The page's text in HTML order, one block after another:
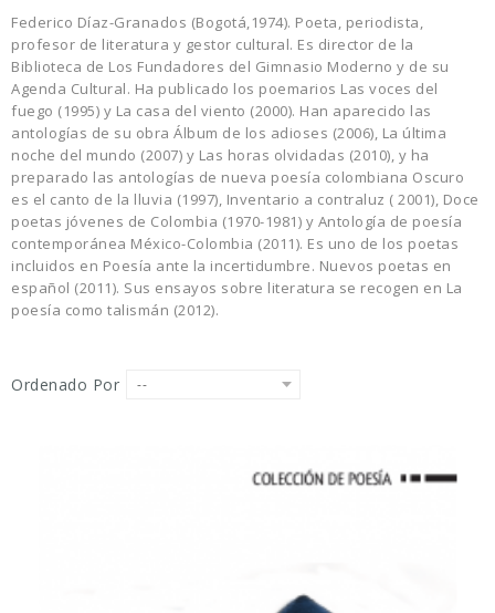
Federico Díaz-Granados (Bogotá,1974). Poeta, periodista,
profesor de literatura y gestor cultural. Es director de la
Biblioteca de Los Fundadores del Gimnasio Moderno y de su
Agenda Cultural. Ha publicado los poemarios Las voces del
fuego (1995) y La casa del viento (2000). Han aparecido las
antologías de su obra Álbum de los adioses (2006), La última
noche del mundo (2007) y Las horas olvidadas (2010), y ha
preparado las antologías de nueva poesía colombiana Oscuro
es el canto de la lluvia (1997), Inventario a contraluz ( 2001), Doce
poetas jóvenes de Colombia (1970-1981) y Antología de poesía
contemporánea México-Colombia (2011). Es uno de los poetas
incluidos en Poesía ante la incertidumbre. Nuevos poetas en
español (2011). Sus ensayos sobre literatura se recogen en La
poesía como talismán (2012).
Ordenado Por --